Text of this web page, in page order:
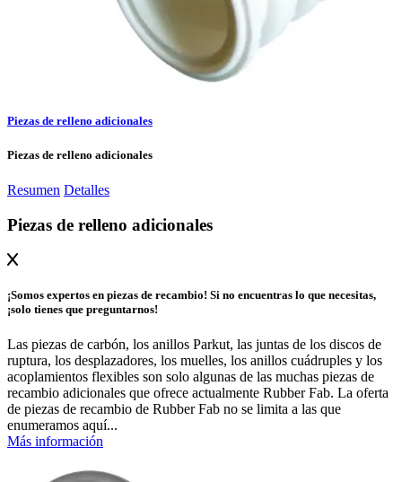
Piezas de relleno adicionales
Piezas de relleno adicionales
Resumen Detalles
Piezas de relleno adicionales
¡Somos expertos en piezas de recambio! Si no encuentras lo que necesitas,
¡solo tienes que preguntarnos!
Las piezas de carbón, los anillos Parkut, las juntas de los discos de
ruptura, los desplazadores, los muelles, los anillos cuádruples y los
acoplamientos flexibles son solo algunas de las muchas piezas de
recambio adicionales que ofrece actualmente Rubber Fab. La oferta
de piezas de recambio de Rubber Fab no se limita a las que
enumeramos aquí...
Más información